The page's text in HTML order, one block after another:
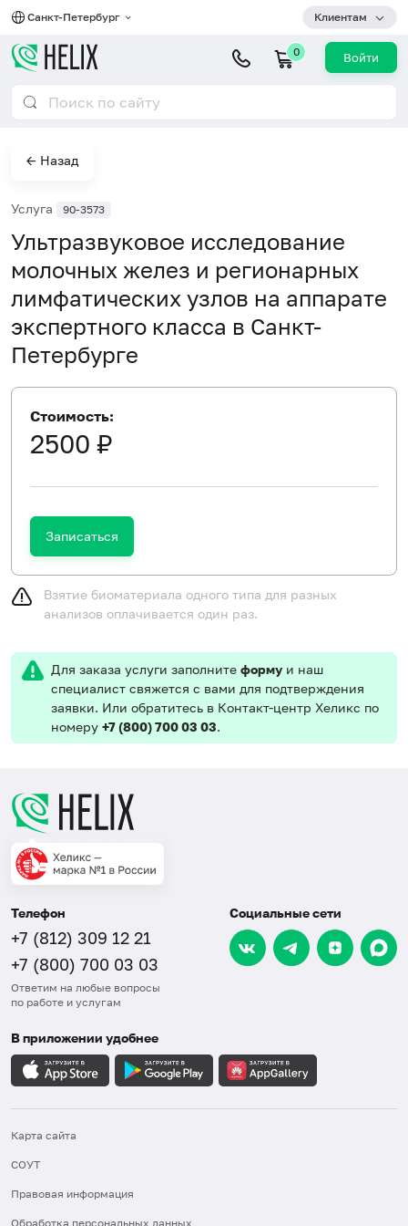
Санкт-Петербург Клиентам
0 Войти
← Назад
Услуга 90-3573
Ультразвуковое исследование
молочных желез и регионарных
лимфатических узлов на аппарате
экспертного класса в Санкт-
Петербурге
Стоимость:
2500 ₽
Записаться
Взятие биоматериала одного типа для разных
анализов оплачивается один раз.
Для заказа услуги заполните форму и наш
специалист свяжется с вами для подтверждения
заявки. Или обратитесь в Контакт-центр Хеликс по
номеру +7 (800) 700 03 03.
Телефон
+7 (812) 309 12 21
+7 (800) 700 03 03
Ответим на любые вопросы
по работе и услугам
Социальные сети
В приложении удобнее
Карта сайта
СОУТ
Правовая информация
Обработка персональных данных